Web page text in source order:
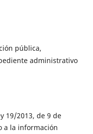
pública,
administrativo
19/2013, de 9 de
a la información